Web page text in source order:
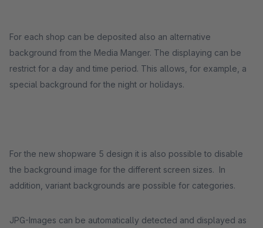
For each shop can be deposited also an alternative
background from the Media Manger. The displaying can be
restrict for a day and time period. This allows, for example, a
special background for the night or holidays.
For the new shopware 5 design it is also possible to disable
the background image for the different screen sizes. In
addition, variant backgrounds are possible for categories.
JPG-Images can be automatically detected and displayed as